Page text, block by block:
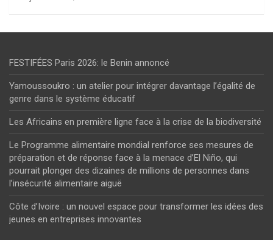
FESTIFÉES Paris 2026: le Benin annoncé
Yamoussoukro : un atelier pour intégrer davantage l’égalité de
genre dans le système éducatif
Les Africains en première ligne face à la crise de la biodiversité
Le Programme alimentaire mondial renforce ses mesures de
préparation et de réponse face à la menace d’El Niño, qui
pourrait plonger des dizaines de millions de personnes dans
l’insécurité alimentaire aiguë
Côte d’Ivoire : un nouvel espace pour transformer les idées des
jeunes en entreprises innovantes